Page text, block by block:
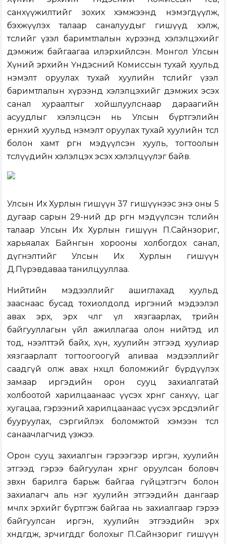
санхүүжилтийг зохих хэмжээнд нэмэгдүүлж,
бэхжүүлэх талаар саналуудыг гишүүд хэлж,
төслийг үзэл баримтлалын хүрээнд хэлэлцэхийг
дэмжиж байгаагаа илэрхийлсэн. Монгол Улсын
Хүний эрхийн Үндэсний Комиссын тухай хуульд
нэмэлт оруулах тухай хуулийн төслийг үзэл
баримтлалын хүрээнд хэлэлцэхийг дэмжих эсэх
санал хураалтыг хойшлуулснаар дараагийн
асуудлыг хэлэлцсэн нь Улсын бүртгэлийн
ерөнхий хуульд нэмэлт оруулах тухай хуулийн төсөл
болон хамт өргөн мэдүүлсэн хууль, тогтоолын
төслүүдийн хэлэлцэх эсэх хэлэлцүүлэг байв.
Улсын Их Хурлын гишүүн 37 гишүүнээс энэ оны 5
дугаар сарын 29-ний өдөр өргөн мэдүүлсэн төслийн
талаар Улсын Их Хурлын гишүүн П.Сайнзориг,
харьяалах Байнгын хорооны холбогдох санал,
дүгнэлтийг Улсын Их Хурлын гишүүн
Д.Пүрэвдаваа танилцууллаа.
Нийтийн мэдээллийг ашиглахад хуульд
зааснаас бусад тохиолдолд иргэний мэдээлэл
авах эрх, эрх чөлөөг үл хязгаарлах, төрийн
байгууллагын үйл ажиллагаа олон нийтэд ил
тод, нээлттэй байх, хүн, хуулийн этгээд хуулиар
хязгаарлалт тогтоогоогүй аливаа мэдээллийг
саадгүй олж авах нөхцөл боломжийг бүрдүүлэх
замаар иргэдийн орон сууц захиалгатай
холбоотой харилцаанаас үүсэх хөрөнгө санхүү, цаг
хугацаа, гэрээний харилцаанаас үүсэх эрсдэлийг
бууруулах, сэргийлэх боломжтой хэмээн төсөл
санаачлагчид үзжээ.
Орон сууц захиалгын гэрээгээр иргэн, хуулийн
этгээд гэрээ байгуулан хөрөнгө оруулсан боловч
зөвхөн барилга барьж байгаа гүйцэтгэгч болон
захиалагч аль нэг хуулийн этгээдийн дангаар
өмчлөх эрхийг бүртгэж байгаа нь захиалгаар гэрээ
байгуулсан иргэн, хуулийн этгээдийн эрх
хөндөгдөж, зөрчигддөг болохыг П.Сайнзориг гишүүн